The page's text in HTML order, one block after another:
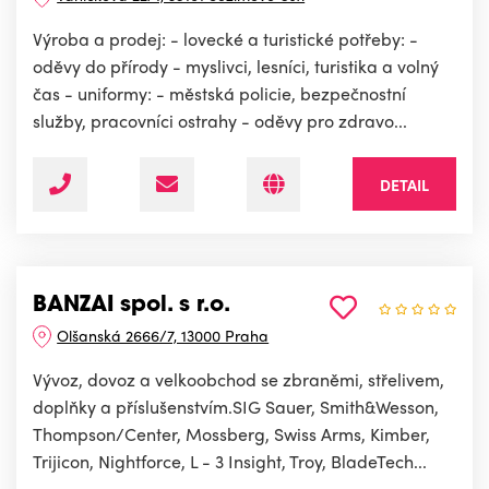
Výroba a prodej: - lovecké a turistické potřeby: -
oděvy do přírody - myslivci, lesníci, turistika a volný
čas - uniformy: - městská policie, bezpečnostní
služby, pracovníci ostrahy - oděvy pro zdravo...
DETAIL
BANZAI spol. s r.o.
Olšanská 2666/7, 13000 Praha
Vývoz, dovoz a velkoobchod se zbraněmi, střelivem,
doplňky a příslušenstvím.SIG Sauer, Smith&Wesson,
Thompson/Center, Mossberg, Swiss Arms, Kimber,
Trijicon, Nightforce, L - 3 Insight, Troy, BladeTech...